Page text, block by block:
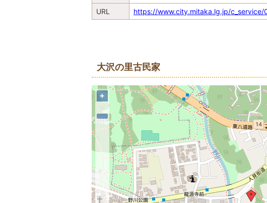
URL
https://www.city.mitaka.lg.jp/
大沢の里古民家
+